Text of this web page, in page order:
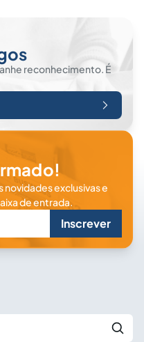
reconhecimento. É
novidades exclusivas e
de entrada.
Inscrever